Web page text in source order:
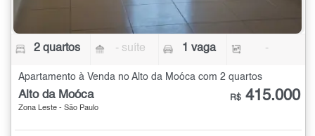
2 quartos - suíte 1 vaga -
Apartamento à Venda no Alto da Moóca com 2 quartos
Alto da Moóca
Zona Leste - São Paulo
R$ 415.000